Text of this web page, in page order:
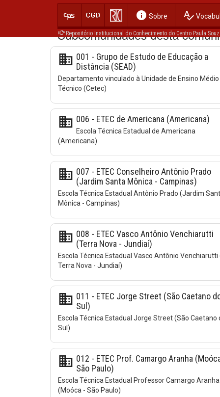
info Sobre spellcheck
Repositório Institucional do Conhecimento do Centro Paula
Subcomunidades desta
business 001 - Grupo de Estudo de Educação a
Distância (SEAD)
Departamento vinculado à Unidade de Ensino Médio
Técnico (Cetec)
business 006 - ETEC de Americana (Americana)
Escola Técnica Estadual de Americana
(Americana)
business 007 - ETEC Conselheiro Antônio Prado
(Jardim Santa Mônica - Campinas)
Escola Técnica Estadual Antônio Prado (Jardim
Mônica - Campinas)
business 008 - ETEC Vasco Antônio Venchiarutti
(Terra Nova - Jundiaí)
Escola Técnica Estadual Vasco Antônio Venchiarutti
Terra Nova - Jundiaí)
business 011 - ETEC Jorge Street (São Caetano
Sul)
Escola Técnica Estadual Jorge Street (São Caetano
Sul)
business 012 - ETEC Prof. Camargo Aranha
São Paulo)
Escola Técnica Estadual Professor Camargo Aranha
(Moóca - São Paulo)